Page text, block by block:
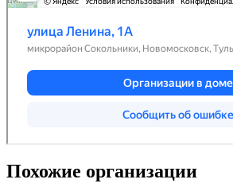
Похожие организации